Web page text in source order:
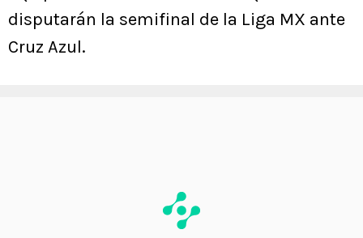
disputarán la semifinal de la Liga MX ante
Cruz Azul.